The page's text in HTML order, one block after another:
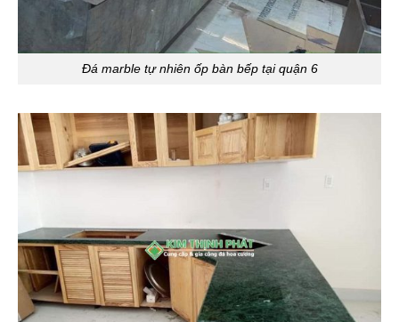
Đá marble tự nhiên ốp bàn bếp tại quận 6